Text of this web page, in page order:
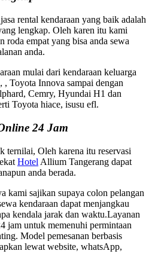
rental kendaraan yang baik adalah
lengkap. Oleh karen itu kami
roda empat yang bisa anda sewa
anda.
mulai dari kendaraan keluarga
Toyota Innova sampai dengan
Cemry, Hyundai H1 dan
Toyota hiace, isusu efl.
24 Jam
ternilai, Oleh karena itu reservasi
Hotel Allium Tangerang dapat
anda berada.
kami sajikan supaya colon pelangan
kendaraan dapat menjangkau
kendala jarak dan waktu.Layanan
jam untuk memenuhi permintaan
Model pemesanan berbasis
lewat website, whatsApp,